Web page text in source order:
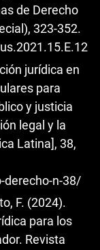
de Derecho
323-352.
jurídica en
para
y justicia
legal y la
Latina], 38,
n-38/
F. (2024).
para los
Revista